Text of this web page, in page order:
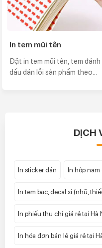
In tem mũi tên
Đặt in tem mũi tên, tem đánh
dấu dán lỗi sản phẩm theo...
DỊCH
In sticker dán In hộp nam
In tem bạc, decal xi (nhũ,
In phiếu thu chi giá rẻ tại Hà
In hóa đơn bán lẻ giá rẻ tại